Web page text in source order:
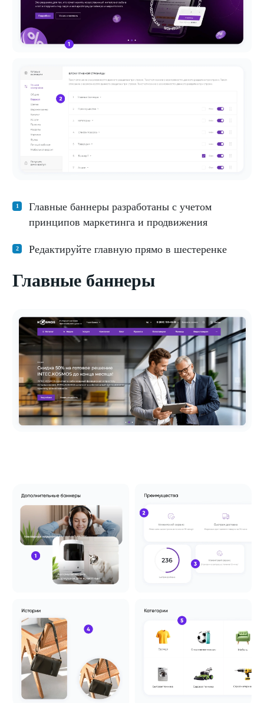
Главные баннеры разработаны с учетом
принципов маркетинга и продвижения
Редактируйте главную прямо в шестеренке
Главные баннеры